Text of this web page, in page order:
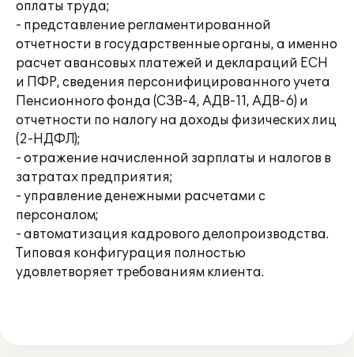
оплаты труда;
- представление регламентированной
отчетности в государственные органы, а именно
расчет авансовых платежей и деклараций ЕСН
и ПФР, сведения персонифицированного учета
Пенсионного фонда (СЗВ-4, АДВ-11, АДВ-6) и
отчетности по налогу на доходы физических лиц
(2-НДФЛ);
- отражение начисленной зарплаты и налогов в
затратах предприятия;
- управление денежными расчетами с
персоналом;
- автоматизация кадрового делопроизводства.
Типовая конфигурация полностью
удовлетворяет требованиям клиента.